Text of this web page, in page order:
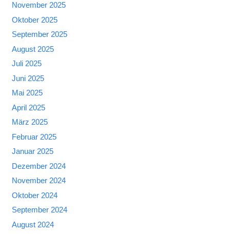
November 2025
Oktober 2025
September 2025
August 2025
Juli 2025
Juni 2025
Mai 2025
April 2025
März 2025
Februar 2025
Januar 2025
Dezember 2024
November 2024
Oktober 2024
September 2024
August 2024